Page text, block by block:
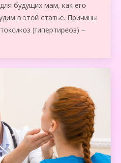
будущих мам, как его
в этой статье. Причины
(гипертиреоз) –